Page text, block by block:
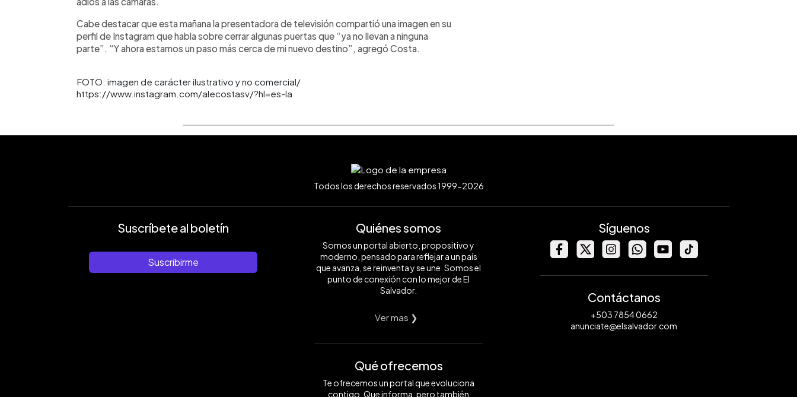
Cabe destacar que esta mañana la presentadora de televisión compartió una imagen en su
perfil de Instagram que habla sobre cerrar algunas puertas que “ya no llevan a ninguna
parte”. “Y ahora estamos un paso más cerca de mi nuevo destino”, agregó Costa.
FOTO: imagen de carácter ilustrativo y no comercial/
https://www.instagram.com/alecostasv/?hl=es-la
Todos los derechos reservados 1999-2026
Suscríbete al boletín
Suscribirme
Quiénes somos
Somos un portal abierto, propositivo y
moderno, pensado para reflejar a un país
que avanza, se reinventa y se une. Somos el
punto de conexión con lo mejor de El
Salvador.
Ver mas ❯
Qué ofrecemos
Te ofrecemos un portal que evoluciona
contigo. Que informa, pero también
Síguenos
Contáctanos
+503 7854 0662
anunciate@elsalvador.com